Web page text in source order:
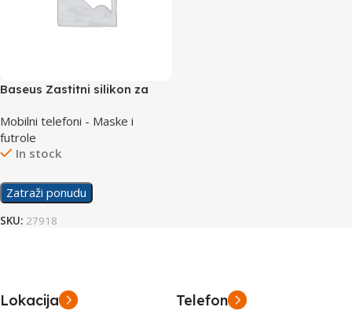
Baseus Zastitni silikon za
Mobilni telefoni - Maske i
futrole
In stock
Zatraži ponudu
SKU: 27918
Lokacija Telefon